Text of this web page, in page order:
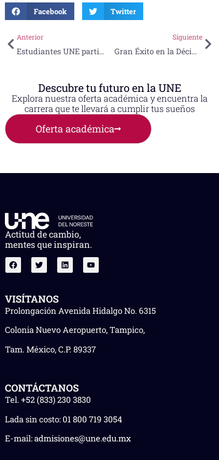
Facebook Twitter
Anterior
Estudiantes UNE participan en el Encuentro Estatal de Jóvenes Investigadores 2025
Siguiente
Gran Éxito en la Décima Edición de la Carrera Don Rodolfo Sandoval Álvarez, un homenaje deportivo lleno de orgullo en el 55° Aniversario de la Universidad del Noreste
Descubre tu futuro en la UNE
Explora nuestra oferta académica y encuentra la
carrera que te llevará a cumplir tus sueños
Oferta académica
Actitud de cambio,
mentes que inspiran.
VISÍTANOS
Prolongación Avenida Hidalgo No. 6315
Colonia Nuevo Aeropuerto, Tampico,
Tam. México, C.P. 89337
CONTÁCTANOS
Tel. +52 (833) 230 3830
Lada sin costo: 01 800 719 3054
E-mail:admisiones@une.edu.mx